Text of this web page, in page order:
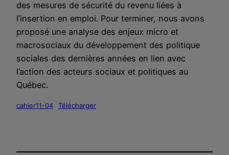
des mesures de sécurité du revenu liées à
l’insertion en emploi. Pour terminer, nous avons
proposé une analyse des enjeux micro et
macrosociaux du développement des politique
sociales des dernières années en lien avec
l’action des acteurs sociaux et politiques au
Québec.
cahier11-04 Télécharger